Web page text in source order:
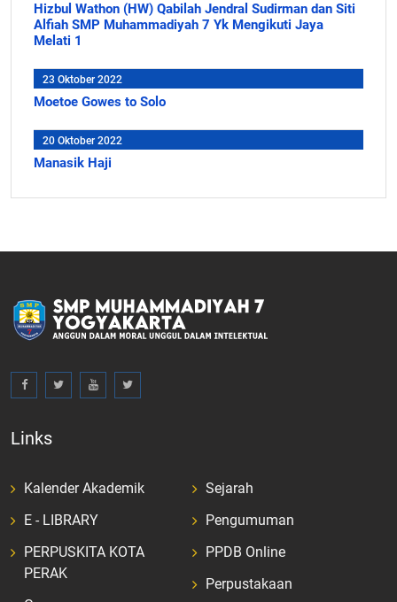
Hizbul Wathon (HW) Qabilah Jendral Sudirman dan Siti
Alfiah SMP Muhammadiyah 7 Yk Mengikuti Jaya
Melati 1
23 Oktober 2022
Moetoe Gowes to Solo
20 Oktober 2022
Manasik Haji
Links
Kalender Akademik
E - LIBRARY
PERPUSKITA KOTA
PERAK
Sejarah
Pengumuman
PPDB Online
Perpustakaan